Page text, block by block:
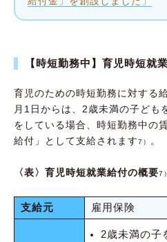
【時短勤務中】育児時短就
育児のための時短勤務に対する
月1日からは、2歳未満の子ども
をしている場合、時短勤務中の
給付」として支給されます7） 。
〈表〉育児時短就業給付の概要7）
支給元 雇用保険
2歳未満の子